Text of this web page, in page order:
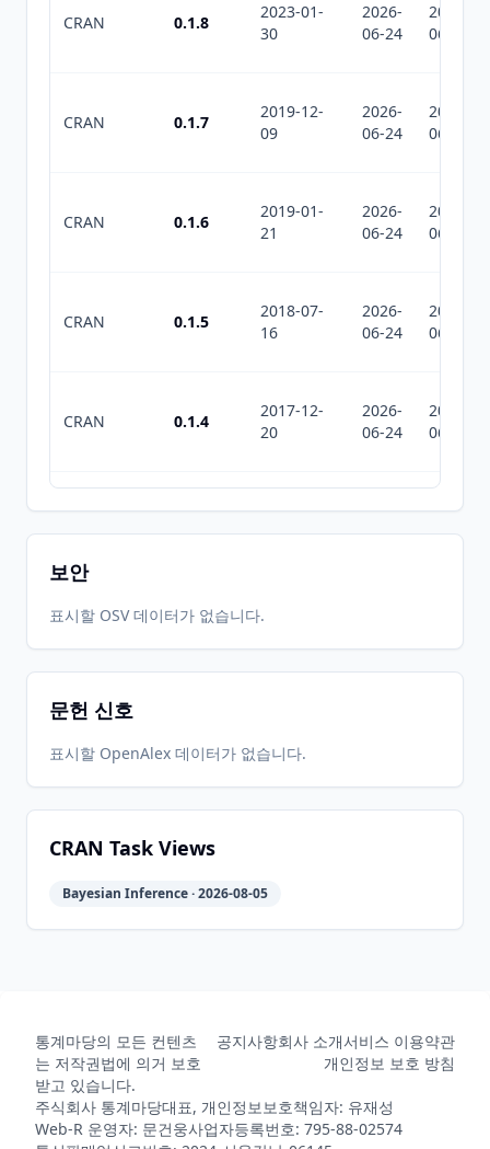
CRAN 0.1.8
2023-01-
30
2026-
06-24
2026-
06-24
CRAN 0.1.7
2019-12-
09
2026-
06-24
2026-
06-24
CRAN 0.1.6
2019-01-
21
2026-
06-24
2026-
06-24
CRAN 0.1.5
2018-07-
16
2026-
06-24
2026-
06-24
CRAN 0.1.4
2017-12-
20
2026-
06-24
2026-
06-24
2017-08-
02
2026-
06-24
2026-
06-24
CRAN 0.1.2
CRAN
2017-02-
2026-
2026-
05-31
07-10
보안
표시할 OSV 데이터가 없습니다.
문헌 신호
표시할 OpenAlex 데이터가 없습니다.
CRAN Task Views
Bayesian Inference · 2026-08-05
통계마당의 모든 컨텐츠
는 저작권법에 의거 보호
받고 있습니다.
공지사항회사 소개서비스 이용약관
개인정보 보호 방침
주식회사 통계마당대표, 개인정보보호책임자: 유재성
Web-R 운영자: 문건웅사업자등록번호: 795-88-02574